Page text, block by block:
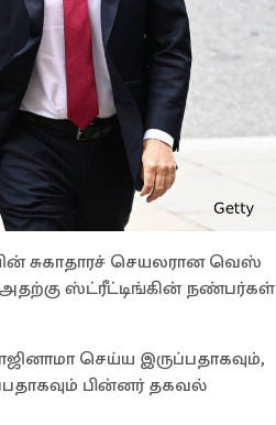
சுகாதாரச் செயலரான வெஸ்
அதற்கு ஸ்ட்ரீட்டிங்கின் நண்பர்கள்
செய்ய இருப்பதாகவும்,
பின்னர் தகவல்